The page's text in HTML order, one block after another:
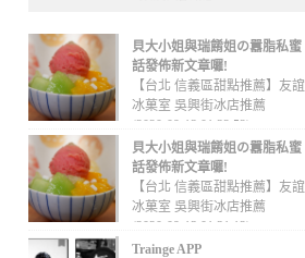
貝大小姐與瑞餚姐の囂脂私蜜
話發佈新文章囉!
【台北 信義區甜點推薦】友誼
冰菓室 吳興街冰店推薦
(2020-09-13 01:32:52)
貝大小姐與瑞餚姐の囂脂私蜜
話發佈新文章囉!
【台北 信義區甜點推薦】友誼
冰菓室 吳興街冰店推薦
(2020-09-13 01:31:12)
Trainge APP